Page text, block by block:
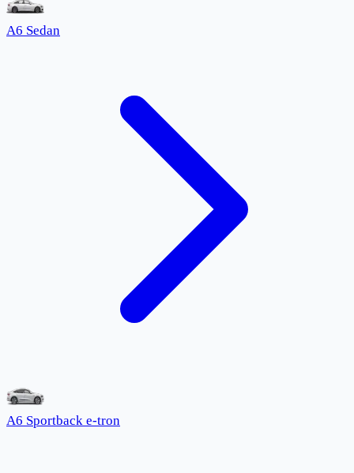
A6 Sedan
A6 Sportback e-tron